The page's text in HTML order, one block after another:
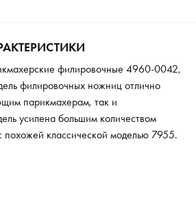
филировочные 4960-0042,
филировочных ножниц отлично
парикмахерам, так и
усилена большим количеством
похожей классической моделью 7955.